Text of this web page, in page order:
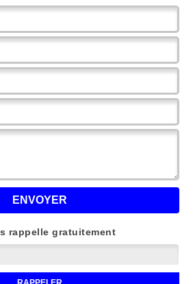
rappelle gratuitement